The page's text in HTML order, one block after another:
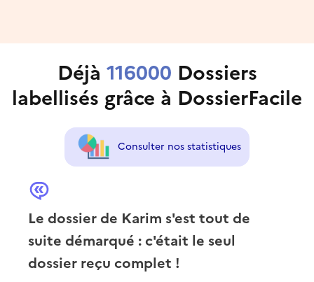
Déjà 116000 Dossiers
labellisés grâce à DossierFacile
Consulter nos statistiques
Le dossier de Karim s'est tout de
suite démarqué : c'était le seul
dossier reçu complet !